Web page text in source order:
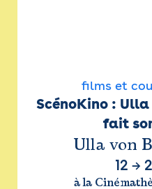
films et
ScénoKino :
fait
Ulla von
12 →
à la